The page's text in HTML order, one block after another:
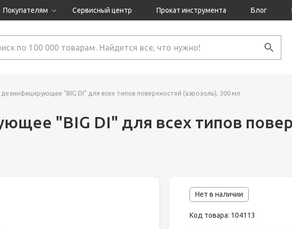
Покупателям
Как оформить заказ?
Сервисный центр Прокат инструмента Блог
"BIG DI" для всех типов поверхностей (аэрозоль), 300 мл
"BIG DI" для всех типов
Нет в наличии
Код товара: 104113